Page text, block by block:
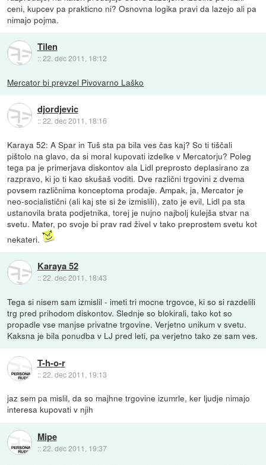
ceni, kupcev pa prakticno ni? Osnovna logika pravi da lazejo ali pa
nimajo pojma.
Tilen
::22. dec 2011, 18:12
Mercator bi prevzel Pivovarno Laško
djordjevic
::22. dec 2011, 18:16
Karaya 52: A Spar in Tuš sta pa bila ves čas kaj? So ti tiščali
pištolo na glavo, da si moral kupovati izdelke v Mercatorju? Poleg
tega pa je primerjava diskontov ala Lidl preprosto deplasirano za
razpravo, ki jo ti kao skušaš voditi. Dve različni trgovini z dvema
povsem različnima konceptoma prodaje. Ampak, ja, Mercator je
neo-socialistični (ali kaj ste si že izmislili), zato je evil, Lidl pa sta
ustanovila brata podjetnika, torej je nujno najbolj kulejša stvar na
svetu. Mater, po svoje bi prav rad živel v tako preprostem svetu kot
nekateri.
Karaya 52
::22. dec 2011, 18:43
Tega si nisem sam izmislil - imeti tri mocne trgovce, ki so si razdelili
trg pred prihodom diskontov. Slednje so blokirali, tako kot so
propadle vse manjse privatne trgovine. Verjetno unikum v svetu.
Kaksna je bila ponudba v LJ pred leti, pa verjetno tako ze sam ves.
T-h-o-r
::22. dec 2011, 19:13
jaz sem pa mislil, da so majhne trgovine izumrle, ker ljudje nimajo
interesa kupovati v njih
Mipe
::22. dec 2011, 19:37